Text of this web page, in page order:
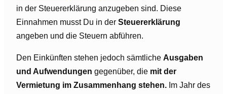
in der Steuererklärung anzugeben sind. Diese
Einnahmen musst Du in der Steuererklärung
angeben und die Steuern abführen.
Den Einkünften stehen jedoch sämtliche Ausgaben
und Aufwendungen gegenüber, die mit der
Vermietung im Zusammenhang stehen. Im Jahr des